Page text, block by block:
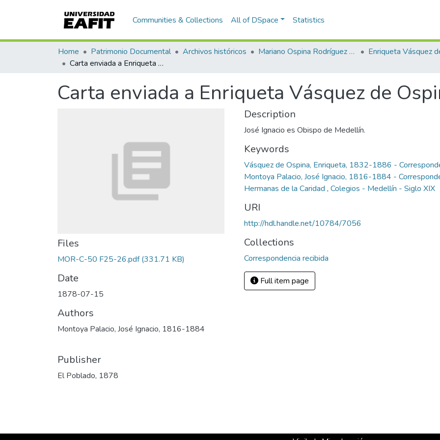
Communities & Collections All of DSpace Statistics
Home Patrimonio Documental Archivos históricos Mariano Ospina Rodríguez (1826 -1912)
Carta enviada a Enriqueta Vásquez de Ospina
Carta enviada a Enriqueta Vásquez de
Files
MOR-C-50 F25-26.pdf(331.71 KB)
Date
1878-07-15
Authors
Montoya Palacio, José Ignacio, 1816-1884
Publisher
El Poblado, 1878
Description
José Ignacio es Obispo de Medellín.
Keywords
Vásquez de Ospina, Enriqueta, 1832-1886 -
Montoya Palacio, José Ignacio, 1816-1884 -
Hermanas de la Caridad , Colegios - Medellín - Siglo XIX
URI
http://hdl.handle.net/10784/7056
Collections
Correspondencia recibida
Full item page